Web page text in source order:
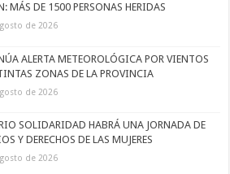
MÁS DE 1500 PERSONAS HERIDAS
de 2026
ALERTA METEOROLÓGICA POR VIENTOS
ZONAS DE LA PROVINCIA
de 2026
SOLIDARIDAD HABRÁ UNA JORNADA DE
Y DERECHOS DE LAS MUJERES
de 2026